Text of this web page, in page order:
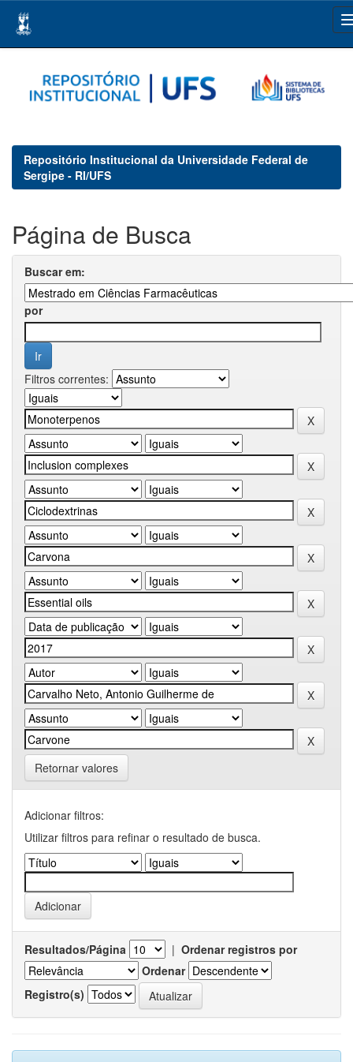
navigation
Repositório Institucional da Universidade Federal de
Sergipe - RI/UFS
Página de Busca
Buscar em:
por
Filtros correntes:
Retornar valores
Adicionar filtros:
Utilizar filtros para refinar o resultado de busca.
Resultados/Página | Ordenar registros por
Ordenar
Registro(s)